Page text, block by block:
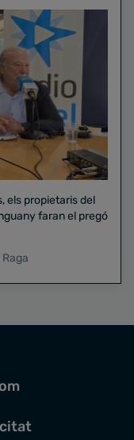
els propietaris del